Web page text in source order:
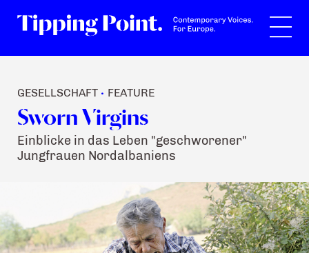
GESELLSCHAFT • FEATURE
Sworn Virgins
Einblicke in das Leben "geschworener"
Jungfrauen Nordalbaniens